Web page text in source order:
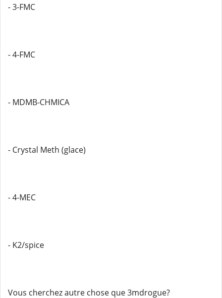
- 3-FMC
- 4-FMC
- MDMB-CHMICA
- Crystal Meth (glace)
- 4-MEC
- K2/spice
Vous cherchez autre chose que 3mdrogue?